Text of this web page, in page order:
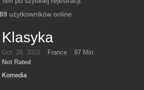
89użytkowników online
Klasyka
Oct. 28, 2022 France
97 Min.
Not Rated
Komedia